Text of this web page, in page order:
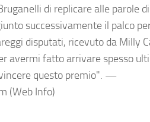
di replicare alle parole
successivamente il palco
disputati, ricevuto da Milly
avermi fatto arrivare spesso
questo premio". —
(Web Info)